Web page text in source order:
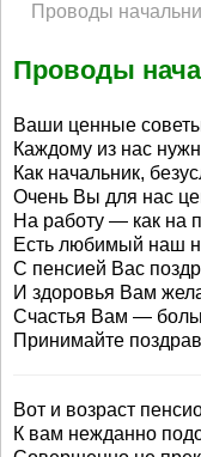
Проводы
Проводы
Ваши ценные
Каждому из нас
Как начальник,
Очень Вы для нас
На работу — как на
Есть любимый наш
С пенсией Вас
И здоровья Вам
Счастья Вам —
Принимайте
Вот и возраст
К вам нежданно